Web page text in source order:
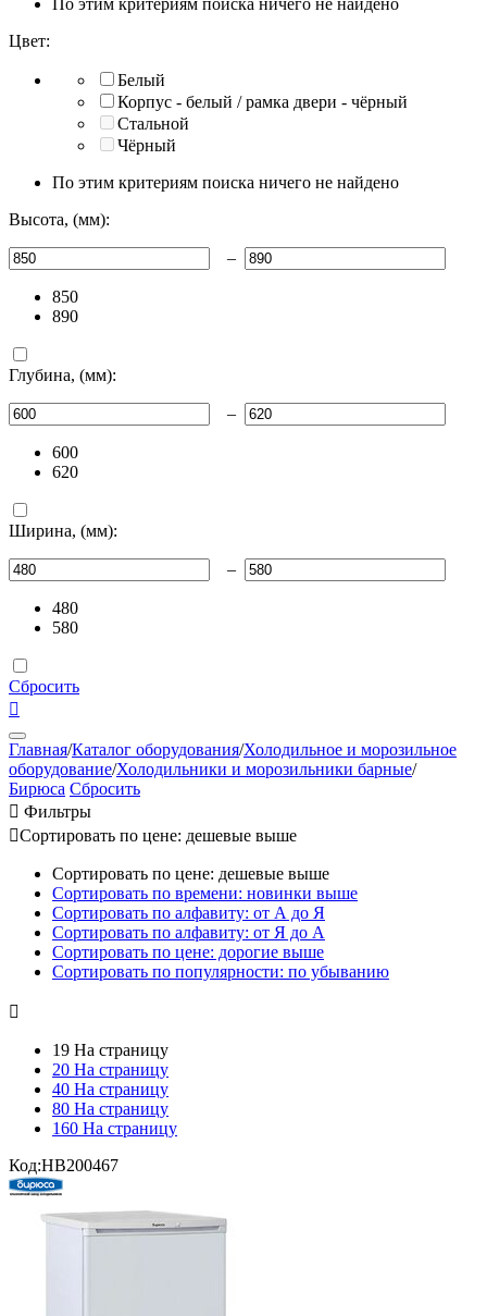
Цвет:
Белый
Корпус - белый / рамка двери - чёрный
Стальной
Чёрный
По этим критериям поиска ничего не найдено
Высота, (мм):
–
850
890
Глубина, (мм):
–
600
620
Ширина, (мм):
–
480
580
Сбросить

Главная/Каталог оборудования/Холодильное и морозильное
оборудование/Холодильники и морозильники барные/
Бирюса Сбросить
 Фильтры
Сортировать по цене: дешевые выше
Сортировать по цене: дешевые выше
Сортировать по времени: новинки выше
Сортировать по алфавиту: от А до Я
Сортировать по алфавиту: от Я до А
Сортировать по цене: дорогие выше
Сортировать по популярности: по убыванию

19 На страницу
20 На страницу
40 На страницу
80 На страницу
160 На страницу
Код:HB200467